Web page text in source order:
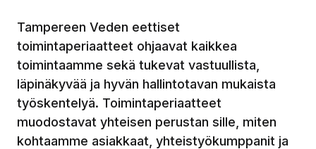
Tampereen Veden eettiset
toimintaperiaatteet ohjaavat kaikkea
toimintaamme sekä tukevat vastuullista,
läpinäkyvää ja hyvän hallintotavan mukaista
työskentelyä. Toimintaperiaatteet
muodostavat yhteisen perustan sille, miten
kohtaamme asiakkaat, yhteistyökumppanit ja